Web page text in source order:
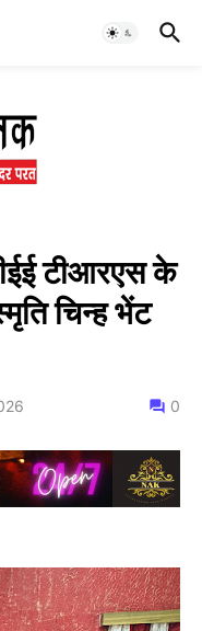
टीआरएस के
चिन्ह भेंट
0